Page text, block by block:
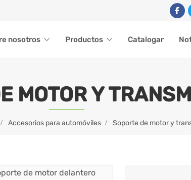
nosotros Productos Catalogar
MOTOR Y
Accesorios para automóviles Soporte de motor y